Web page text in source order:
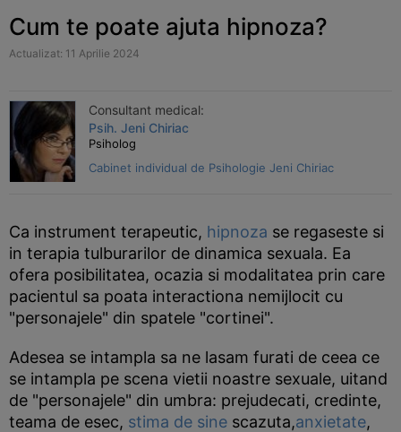
Cum te poate ajuta hipnoza?
Actualizat: 11 Aprilie 2024
Consultant medical:
Psih. Jeni Chiriac
Psiholog
Cabinet individual de Psihologie Jeni Chiriac
Ca instrument terapeutic, hipnoza se regaseste si
in terapia tulburarilor de dinamica sexuala. Ea
ofera posibilitatea, ocazia si modalitatea prin care
pacientul sa poata interactiona nemijlocit cu
"personajele" din spatele "cortinei".
Adesea se intampla sa ne lasam furati de ceea ce
se intampla pe scena vietii noastre sexuale, uitand
de "personajele" din umbra: prejudecati, credinte,
teama de esec, stima de sine scazuta,anxietate,